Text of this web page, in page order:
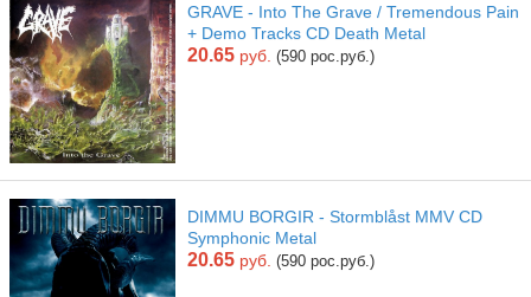
GRAVE - Into The Grave / Tremendous Pain
+ Demo Tracks CD Death Metal
20.65 руб. (590 рос.руб.)
DIMMU BORGIR - Stormblåst MMV CD
Symphonic Metal
20.65 руб. (590 рос.руб.)